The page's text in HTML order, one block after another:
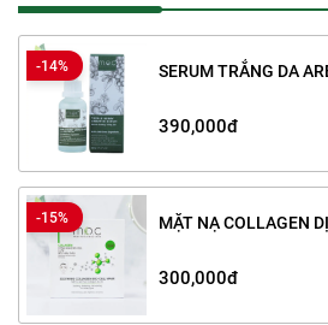
-14% SERUM TRẮNG DA
390,000đ
-15% MẶT NẠ COLLAGEN
300,000đ